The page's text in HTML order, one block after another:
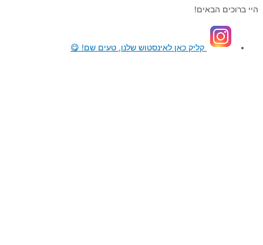
דילוג
היי ברוכים הבאים!
קליק כאן לאינסטוש שלנו, טעים שם! 😋